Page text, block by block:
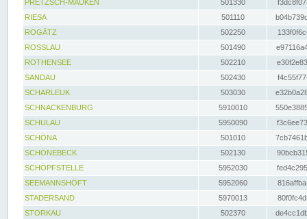
PRETZSCH-MAUKEN
501330
RIESA
501110
ROGÄTZ
502250
ROSSLAU
501490
ROTHENSEE
502210
SANDAU
502430
SCHARLEUK
503030
SCHNACKENBURG
5910010
SCHULAU
5950090
SCHÖNA
501010
SCHÖNEBECK
502130
SCHÖPFSTELLE
5952030
SEEMANNSHÖFT
5952060
STADERSAND
5970013
STORKAU
502370